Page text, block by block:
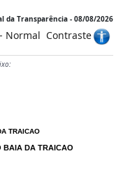
da Transparência - 08/08/2026
Normal Contraste
TRAICAO
BAIA DA TRAICAO